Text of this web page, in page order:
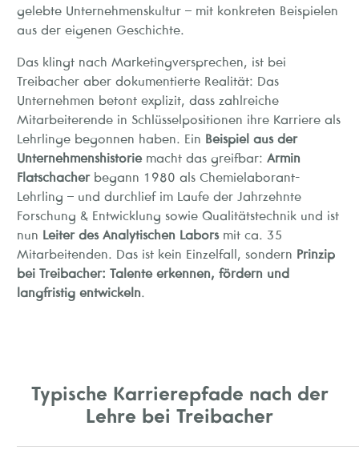
gelebte Unternehmenskultur – mit konkreten Beispielen
aus der eigenen Geschichte.
Das klingt nach Marketingversprechen, ist bei
Treibacher aber dokumentierte Realität: Das
Unternehmen betont explizit, dass zahlreiche
Mitarbeiterende in Schlüsselpositionen ihre Karriere als
Lehrlinge begonnen haben. Ein Beispiel aus der
Unternehmenshistoriemacht das greifbar: Armin
Flatschacherbegann 1980 als Chemielaborant-
Lehrling – und durchlief im Laufe der Jahrzehnte
Forschung & Entwicklung sowie Qualitätstechnik und ist
nun Leiter des Analytischen Laborsmit ca. 35
Mitarbeitenden. Das ist kein Einzelfall, sondern Prinzip
bei Treibacher: Talente erkennen, fördern und
langfristig entwickeln.
Typische Karrierepfade nach der
Lehre bei Treibacher